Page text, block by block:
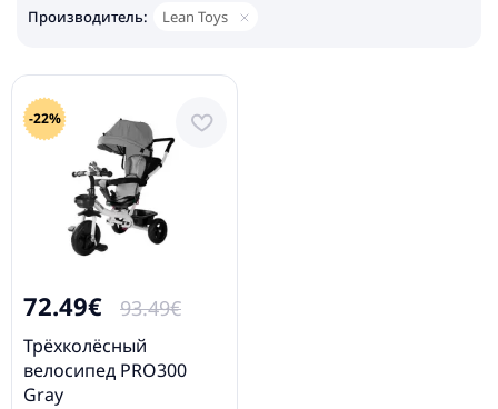
Производитель: Lean Toys
-22%
72.49€ 93.49€
Трёхколёсный
велосипед PRO300
Gray